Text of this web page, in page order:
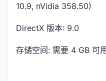
10.9, nVidia 358.50)
DirectX 版本: 9.0
存储空间: 需要 4 GB 可